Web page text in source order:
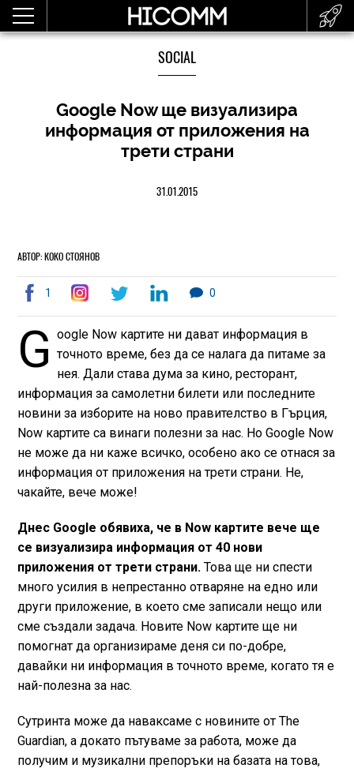
SOCIAL
Google Now ще визуализира
информация от приложения на
трети страни
31.01.2015
АВТОР: КОКО СТОЯНОВ
1 0
G oogle Now картите ни дават информация в
точното време, без да се налага да питаме за
нея. Дали става дума за кино, ресторант,
информация за самолетни билети или последните
новини за изборите на ново правителство в Гърция,
Now картите са винаги полезни за нас. Но Google Now
не може да ни каже всичко, особено ако се отнася за
информация от приложения на трети страни. Не,
чакайте, вече може!
Днес Google обявиха, че в Now картите вече ще
се визуализира информация от 40 нови
приложения от трети страни. Това ще ни спести
много усилия в непрестанно отваряне на едно или
други приложение, в което сме записали нещо или
сме създали задача. Новите Now картите ще ни
помогнат да организираме деня си по-добре,
давайки ни информация в точното време, когато тя е
най-полезна за нас.
Сутринта може да наваксаме с новините от The
Guardian, а докато пътуваме за работа, може да
получим и музикални препоръки на базата на това,